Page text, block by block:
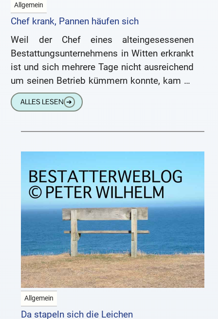
Allgemein
Chef krank, Pannen häufen sich
Weil der Chef eines alteingesessenen
Bestattungsunternehmens in Witten erkrankt
ist und sich mehrere Tage nicht ausreichend
um seinen Betrieb kümmern konnte, kam es
zu einer unglücklichen Aneinanderreihung
von Pannen und
ALLES LESEN ➔
Allgemein
Da stapeln sich die Leichen